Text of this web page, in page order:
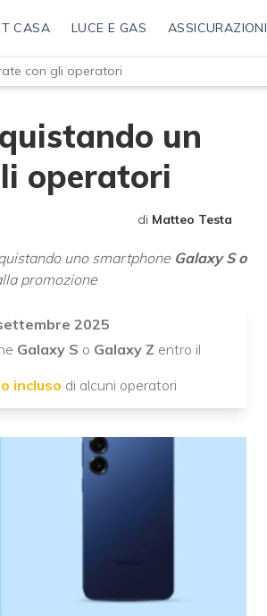
CASA LUCE E GAS ASSICURAZIONI
con gli operatori
un
operatori
di Matteo Testa
uno smartphone Galaxy S o
promozione
2025
Galaxy S o Galaxy Z entro il
incluso di alcuni operatori